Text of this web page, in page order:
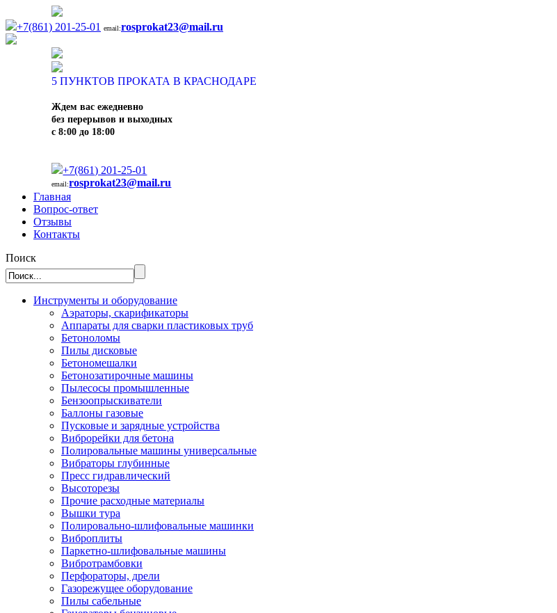
+7(861) 201-25-01 email:rosprokat23@mail.ru
5 ПУНКТОВ ПРОКАТА В КРАСНОДАРЕ
Ждем вас ежедневно
без перерывов и выходных
с 8:00 до 18:00
+7(861) 201-25-01
email:rosprokat23@mail.ru
Главная
Вопрос-ответ
Отзывы
Контакты
Поиск
Инструменты и оборудование
Аэраторы, скарификаторы
Аппараты для сварки пластиковых труб
Бетоноломы
Пилы дисковые
Бетономешалки
Бетонозатирочные машины
Пылесосы промышленные
Бензоопрыскиватели
Баллоны газовые
Пусковые и зарядные устройства
Виброрейки для бетона
Полировальные машины универсальные
Вибраторы глубинные
Пресс гидравлический
Высоторезы
Прочие расходные материалы
Вышки тура
Полировально-шлифовальные машинки
Виброплиты
Паркетно-шлифовальные машины
Вибротрамбовки
Перфораторы, дрели
Газорежущее оборудование
Пилы сабельные